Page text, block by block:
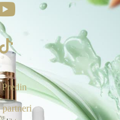
partneri